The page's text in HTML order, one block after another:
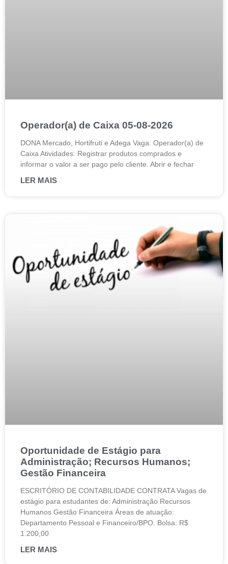
Operador(a) de Caixa 05-08-2026
DONA Mercado, Hortifruti e Adega Vaga: Operador(a) de
Caixa Atividades: Registrar produtos comprados e
informar o valor a ser pago pelo cliente. Abrir e fechar
LER MAIS
Oportunidade de Estágio para
Administração; Recursos Humanos;
Gestão Financeira
ESCRITÓRIO DE CONTABILIDADE CONTRATA Vagas de
estágio para estudantes de: Administração Recursos
Humanos Gestão Financeira Áreas de atuação:
Departamento Pessoal e Financeiro/BPO. Bolsa: R$
1.200,00
LER MAIS